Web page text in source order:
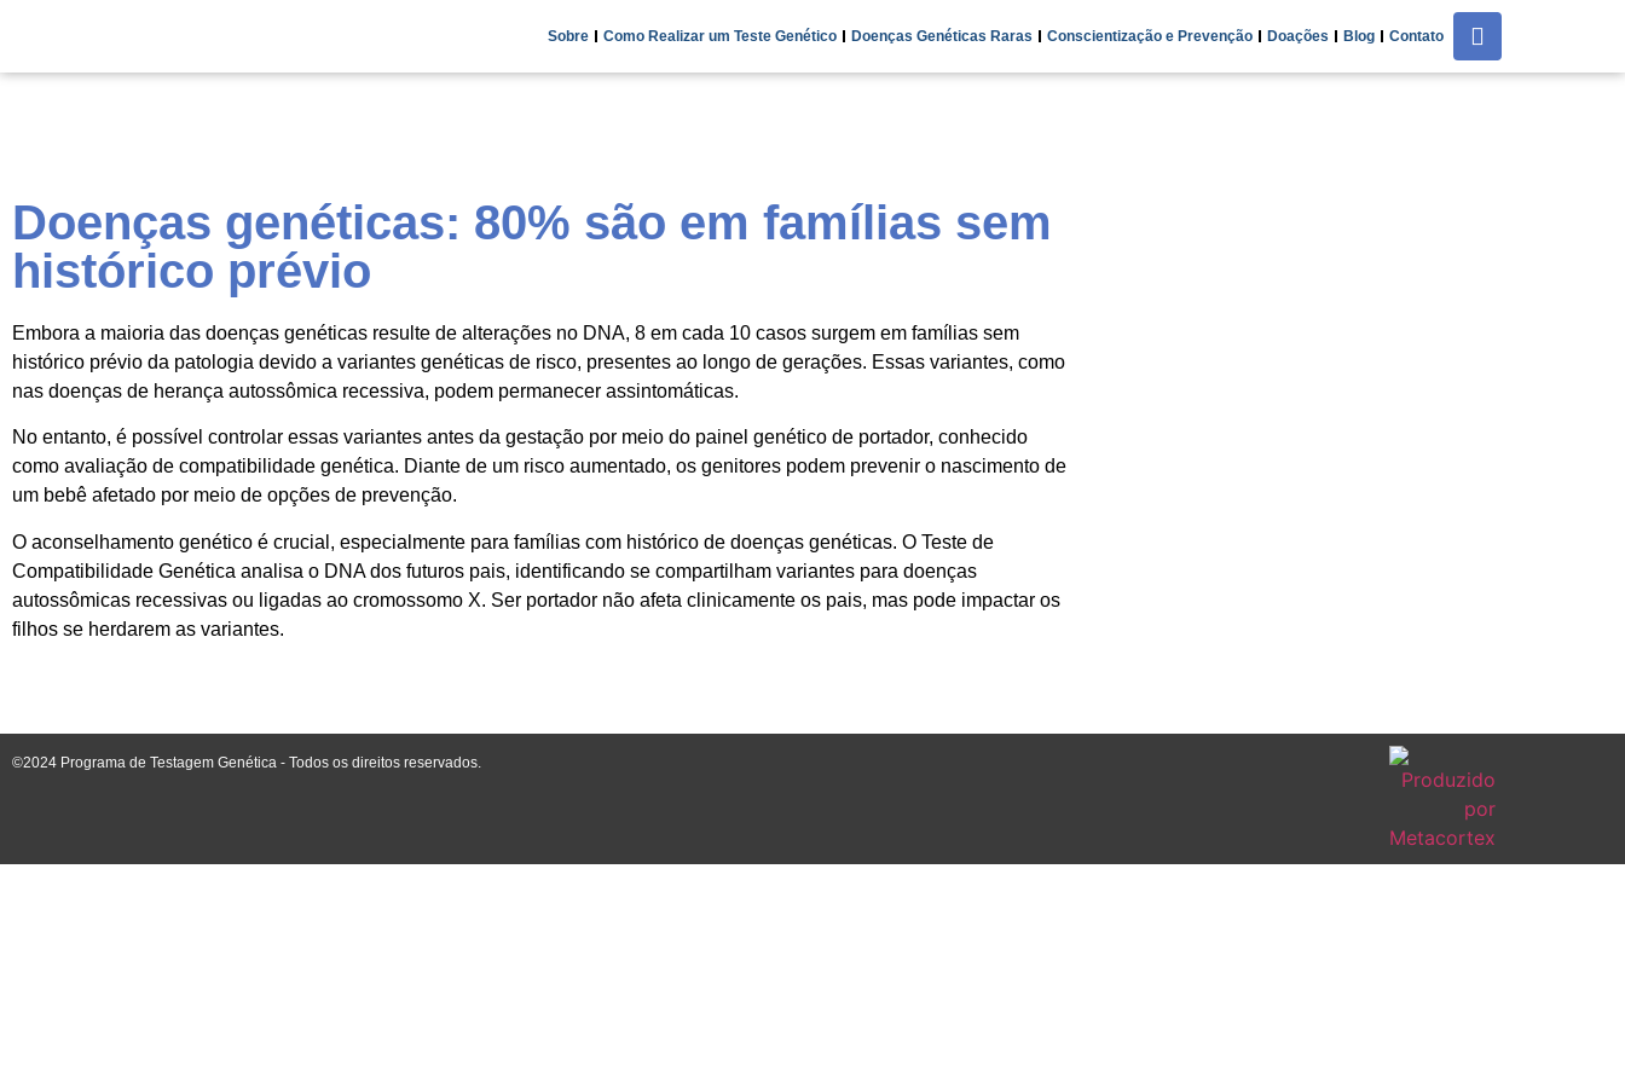
Sobre Como Realizar um Teste Genético Doenças Genéticas Raras Conscientização e Prevenção Doações Blog Contato
Doenças genéticas: 80% são em famílias sem
histórico prévio
Embora a maioria das doenças genéticas resulte de alterações no DNA, 8 em cada 10 casos surgem em famílias sem
histórico prévio da patologia devido a variantes genéticas de risco, presentes ao longo de gerações. Essas variantes, como
nas doenças de herança autossômica recessiva, podem permanecer assintomáticas.
No entanto, é possível controlar essas variantes antes da gestação por meio do painel genético de portador, conhecido
como avaliação de compatibilidade genética. Diante de um risco aumentado, os genitores podem prevenir o nascimento de
um bebê afetado por meio de opções de prevenção.
O aconselhamento genético é crucial, especialmente para famílias com histórico de doenças genéticas. O Teste de
Compatibilidade Genética analisa o DNA dos futuros pais, identificando se compartilham variantes para doenças
autossômicas recessivas ou ligadas ao cromossomo X. Ser portador não afeta clinicamente os pais, mas pode impactar os
filhos se herdarem as variantes.
©2024 Programa de Testagem Genética - Todos os direitos reservados.